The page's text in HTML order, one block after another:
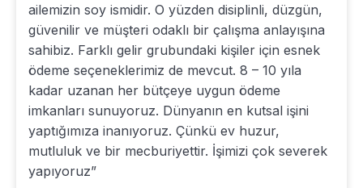
ailemizin soy ismidir. O yüzden disiplinli, düzgün,
güvenilir ve müşteri odaklı bir çalışma anlayışına
sahibiz. Farklı gelir grubundaki kişiler için esnek
ödeme seçeneklerimiz de mevcut. 8 – 10 yıla
kadar uzanan her bütçeye uygun ödeme
imkanları sunuyoruz. Dünyanın en kutsal işini
yaptığımıza inanıyoruz. Çünkü ev huzur,
mutluluk ve bir mecburiyettir. İşimizi çok severek
yapıyoruz”